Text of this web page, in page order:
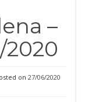
–
2020
on 27/06/2020